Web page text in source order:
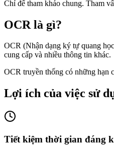
Chỉ để tham khảo chung. Tham
OCR là gì?
OCR (Nhận dạng ký tự quang
cung cấp và nhiều thông tin khác.
OCR truyền thống có những hạn
Lợi ích của việc sử
Tiết kiệm thời gian đáng